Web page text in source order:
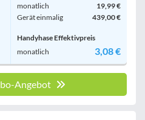
monatlich
19,99 €
Gerät einmalig
439,00 €
Handyhase Effektivpreis
monatlich
3,08 €
Angebot